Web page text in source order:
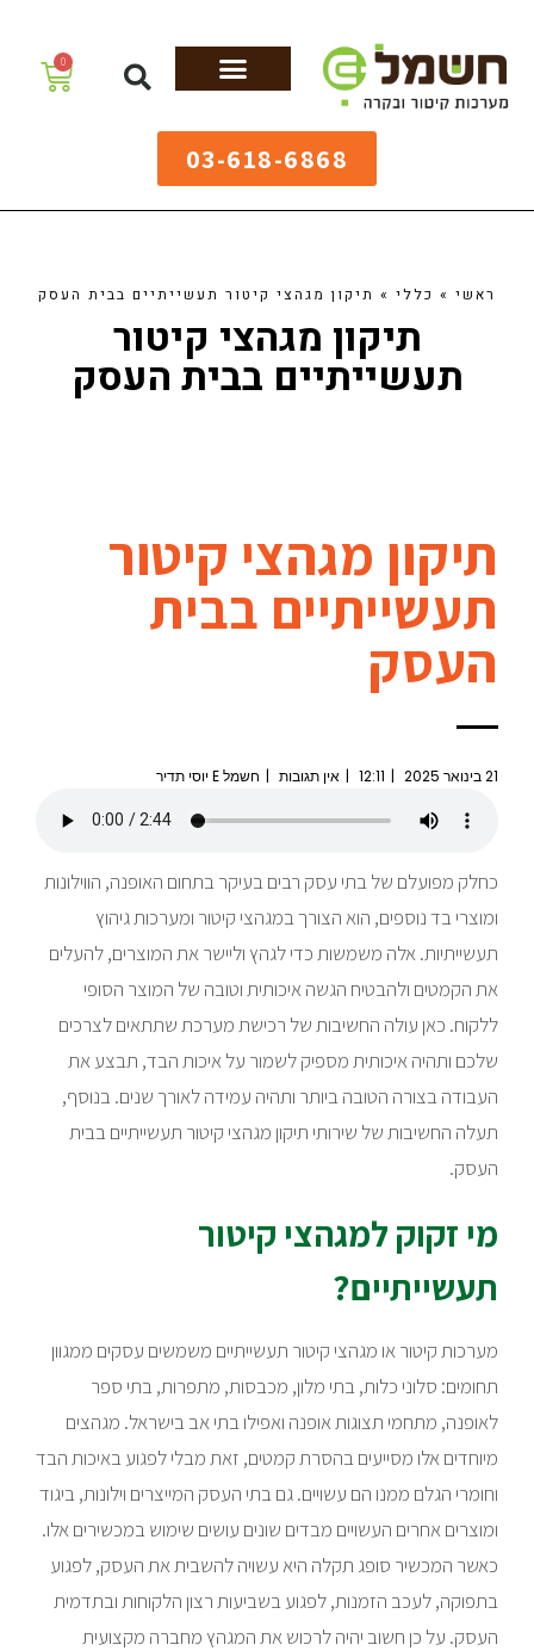
0
03-618-6868
ראשי » כללי » תיקון מגהצי קיטור תעשייתיים בבית העסק
תיקון מגהצי קיטור
תעשייתיים בבית העסק
תיקון מגהצי קיטור
תעשייתיים בבית
העסק
21 בינואר 2025 12:11 אין תגובות חשמל E יוסי תדיר
כחלק מפועלם של בתי עסק רבים בעיקר בתחום האופנה, הווילונות
ומוצרי בד נוספים, הוא הצורך במגהצי קיטור ומערכות גיהוץ
תעשייתיות. אלה משמשות כדי לגהץ וליישר את המוצרים, להעלים
את הקמטים ולהבטיח הגשה איכותית וטובה של המוצר הסופי
ללקוח. כאן עולה החשיבות של רכישת מערכת שתתאים לצרכים
שלכם ותהיה איכותית מספיק לשמור על איכות הבד, תבצע את
העבודה בצורה הטובה ביותר ותהיה עמידה לאורך שנים. בנוסף,
תעלה החשיבות של שירותי תיקון מגהצי קיטור תעשייתיים בבית
העסק.
מי זקוק למגהצי קיטור
תעשייתיים?
מערכות קיטור או מגהצי קיטור תעשייתיים משמשים עסקים ממגוון
תחומים: סלוני כלות, בתי מלון, מכבסות, מתפרות, בתי ספר
לאופנה, מתחמי תצוגות אופנה ואפילו בתי אב בישראל. מגהצים
מיוחדים אלו מסייעים בהסרת קמטים, זאת מבלי לפגוע באיכות הבד
וחומרי הגלם ממנו הם עשויים. גם בתי העסק המייצרים וילונות, ביגוד
ומוצרים אחרים העשויים מבדים שונים עושים שימוש במכשירים אלו.
כאשר המכשיר סופג תקלה היא עשויה להשבית את העסק, לפגוע
בתפוקה, לעכב הזמנות, לפגוע בשביעות רצון הלקוחות ובתדמית
העסק. על כן חשוב יהיה לרכוש את המגהץ מחברה מקצועית